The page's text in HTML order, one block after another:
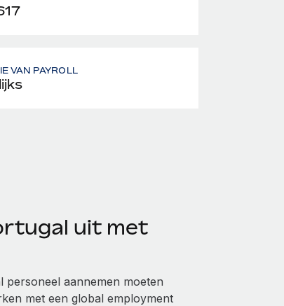
VAN PAYROLL
uit met
personeel aannemen moeten
met een global employment